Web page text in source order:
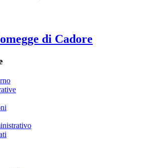
di Cadore